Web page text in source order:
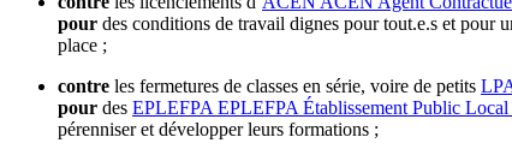
pour des conditions de travail dignes pour tout.e.s et pour
place ;
contre les fermetures de classes en série, voire de petits
pour des EPLEFPA EPLEFPA Établissement Public
pérenniser et développer leurs formations ;